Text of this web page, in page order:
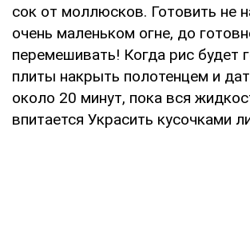
сок от моллюсков. Готовить не
очень маленьком огне, до
перемешивать! Когда рис будет
плиты накрыть полотенцем и
около 20 минут, пока вся
впитается Украсить кусочками